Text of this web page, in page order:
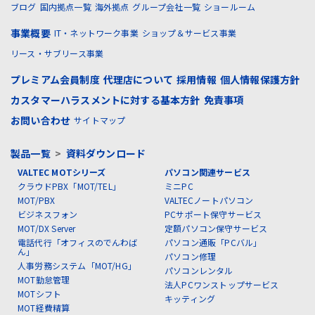
ブログ 国内拠点一覧 海外拠点 グループ会社一覧 ショールーム
事業概要 IT・ネットワーク事業 ショップ＆サービス事業
リース・サブリース事業
プレミアム会員制度 代理店について 採用情報 個人情報保護方針
カスタマーハラスメントに対する基本方針 免責事項
お問い合わせ サイトマップ
製品一覧> 資料ダウンロード
VALTEC MOTシリーズ
クラウドPBX「MOT/TEL」
MOT/PBX
ビジネスフォン
MOT/DX Server
電話代行「オフィスのでんわば
ん」
人事労務システム「MOT/HG」
MOT勤怠管理
MOTシフト
MOT経費精算
パソコン関連サービス
ミニPC
VALTECノートパソコン
PCサポート保守サービス
定額パソコン保守サービス
パソコン通販「PCバル」
パソコン修理
パソコンレンタル
法人PCワンストップサービス
キッティング